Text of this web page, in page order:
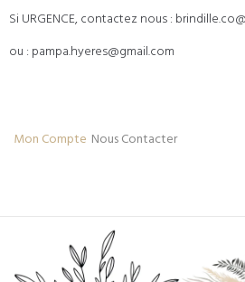
Si URGENCE, contactez nous :
ou : pampa.hyeres@gmail.com
Mon Compte Nous Contacter